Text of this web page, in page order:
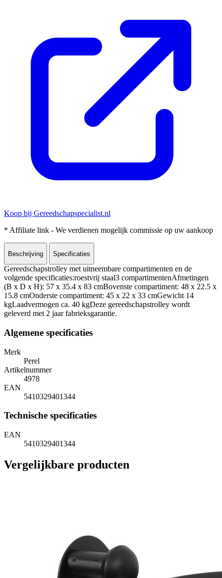
Koop bij Gereedschapspecialist.nl
* Affiliate link - We verdienen mogelijk commissie op uw aankoop
Beschrijving Specificaties
Gereedschapstrolley met uitneembare compartimenten en de
volgende specificaties:roestvrij staal3 compartimentenAfmetingen
(B x D x H): 57 x 35.4 x 83 cmBovenste compartiment: 48 x 22.5 x
15.8 cmOnderste compartiment: 45 x 22 x 33 cmGewicht 14
kgLaadvermogen ca. 40 kgDeze gereedschapstrolley wordt
geleverd met 2 jaar fabrieksgarantie.
Algemene specificaties
Merk
Perel
Artikelnummer
4978
EAN
5410329401344
Technische specificaties
EAN
5410329401344
Vergelijkbare producten